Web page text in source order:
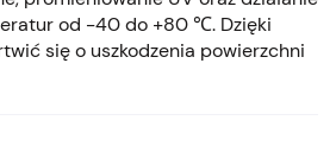
od -40 do +80 ℃. Dzięki
się o uszkodzenia powierzchni